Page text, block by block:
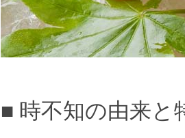
■ 時不知の由来と